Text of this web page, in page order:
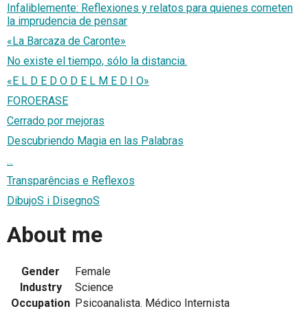
Infaliblemente: Reflexiones y relatos para quienes cometen
la imprudencia de pensar
«La Barcaza de Caronte»
No existe el tiempo, sólo la distancia.
«E L D E D O D E L M E D I O»
FOROERASE
Cerrado por mejoras
Descubriendo Magia en las Palabras
...
Transparências e Reflexos
DibujoS i DisegnoS
About me
Gender
Female
Industry
Science
Occupation Psicoanalista. Médico Internista